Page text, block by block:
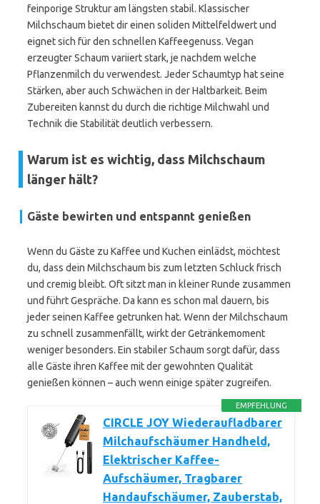
feinporige Struktur am längsten stabil. Klassischer
Milchschaum bietet dir einen soliden Mittelfeldwert und
eignet sich für den schnellen Kaffeegenuss. Vegan
erzeugter Schaum variiert stark, je nachdem welche
Pflanzenmilch du verwendest. Jeder Schaumtyp hat seine
Stärken, aber auch Schwächen in der Haltbarkeit. Beim
Zubereiten kannst du durch die richtige Milchwahl und
Technik die Stabilität deutlich verbessern.
Warum ist es wichtig, dass Milchschaum
länger hält?
Gäste bewirten und entspannt genießen
Wenn du Gäste zu Kaffee und Kuchen einlädst, möchtest
du, dass dein Milchschaum bis zum letzten Schluck frisch
und cremig bleibt. Oft sitzt man in kleiner Runde zusammen
und führt Gespräche. Da kann es schon mal dauern, bis
jeder seinen Kaffee getrunken hat. Wenn der Milchschaum
zu schnell zusammenfällt, wirkt der Getränkemoment
weniger besonders. Ein stabiler Schaum sorgt dafür, dass
alle Gäste ihren Kaffee mit der gewohnten Qualität
genießen können – auch wenn einige später zugreifen.
EMPFEHLUNG
CIRCLE JOY Wiederaufladbarer
Milchaufschäumer Handheld,
Elektrischer Kaffee-
Aufschäumer, Tragbarer
Handaufschäumer, Zauberstab,